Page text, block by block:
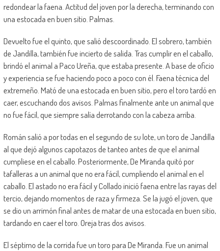
redondear la faena. Actitud del joven por la derecha, terminando con
una estocada en buen sitio. Palmas.
Devuelto fue el quinto, que salió descoordinado. El sobrero, también
de Jandilla, también fue incierto de salida. Tras cumplir en el caballo,
brindó el animal a Paco Ureña, que estaba presente. A base de oficio
y experiencia se fue haciendo poco a poco con él. Faena técnica del
extremeño. Mató de una estocada en buen sitio, pero el toro tardó en
caer, escuchando dos avisos. Palmas finalmente ante un animal que
no fue fácil, que siempre salía derrotando con la cabeza arriba.
Román salió a por todas en el segundo de su lote, un toro de Jandilla
al que dejó algunos capotazos de tanteo antes de que el animal
cumpliese en el caballo. Posteriormente, De Miranda quitó por
tafalleras a un animal que no era fácil, cumpliendo el animal en el
caballo. El astado no era fácil y Collado inició faena entre las rayas del
tercio, dejando momentos de raza y firmeza. Se la jugó el joven, que
se dio un arrimón final antes de matar de una estocada en buen sitio,
tardando en caer el toro. Oreja tras dos avisos.
El séptimo de la corrida fue un toro para De Miranda. Fue un animal